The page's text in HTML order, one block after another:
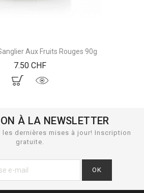
Aux Fruits Rouges 90g
7.50 CHFPrix
À LA NEWSLETTER
dernières mises à jour! Inscription
gratuite.